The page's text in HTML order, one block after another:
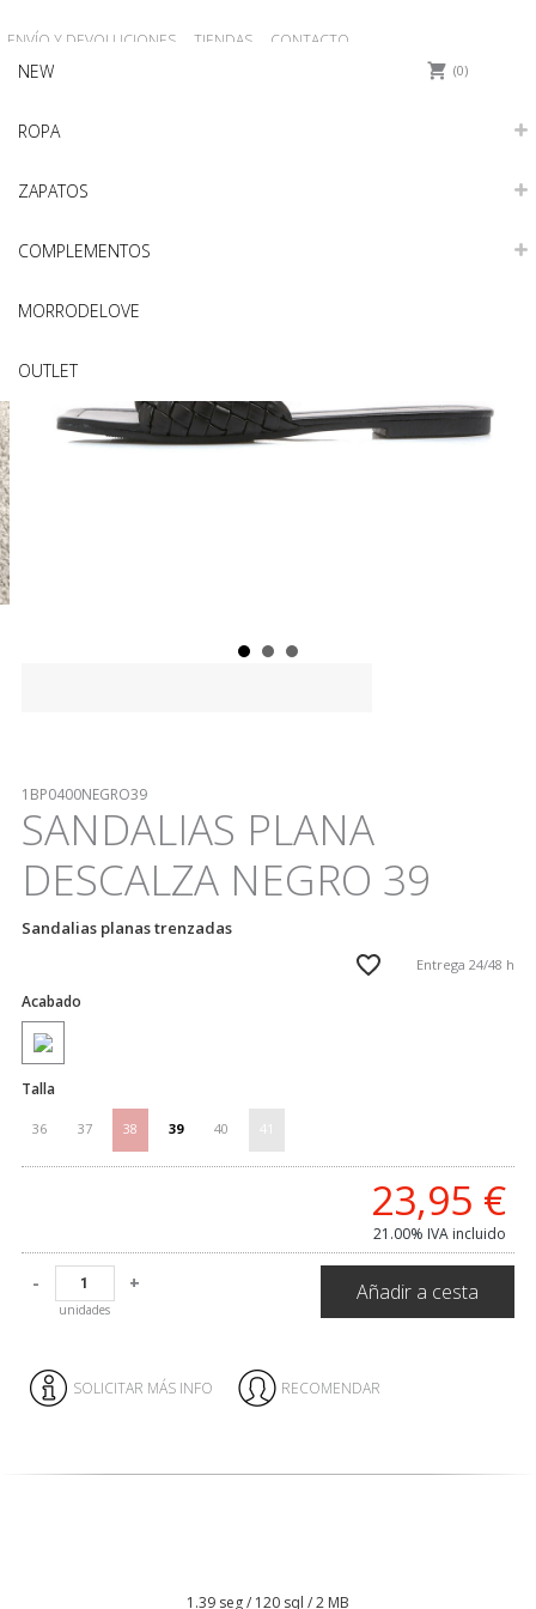
0
ENVÍO Y DEVOLUCIONES TIENDAS CONTACTO
NEW
ROPA
ZAPATOS
COMPLEMENTOS
MORRODELOVE
OUTLET
1BP0400NEGRO39
SANDALIAS PLANA
DESCALZA NEGRO 39
Sandalias planas trenzadas
Entrega 24/48 h
Acabado
Talla
36 37 38 39 40 41
23,95 €
21.00% IVA incluido
-
unidades
+ Añadir a cesta
SOLICITAR MÁS INFO RECOMENDAR
1.39 seg / 120 sql / 2 MB